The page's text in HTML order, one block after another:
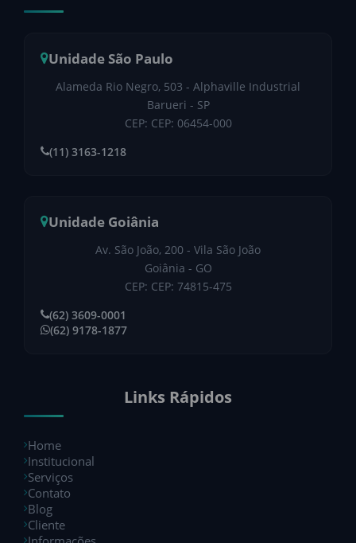
Unidade São Paulo
Alameda Rio Negro, 503 - Alphaville Industrial
Barueri - SP
CEP: CEP: 06454-000
(11) 3163-1218
Unidade Goiânia
Av. São João, 200 - Vila São João
Goiânia - GO
CEP: CEP: 74815-475
(62) 3609-0001
(62) 9178-1877
Links Rápidos
Home
Institucional
Serviços
Contato
Blog
Cliente